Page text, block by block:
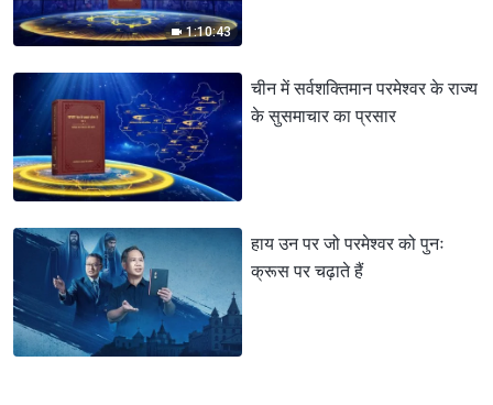
1:10:43
चीन में सर्वशक्तिमान परमेश्वर के राज्य
के सुसमाचार का प्रसार
हाय उन पर जो परमेश्वर को पुनः
क्रूस पर चढ़ाते हैं